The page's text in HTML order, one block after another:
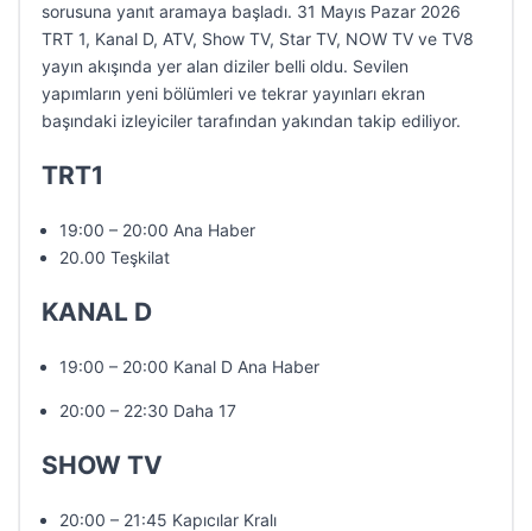
sorusuna yanıt aramaya başladı. 31 Mayıs Pazar 2026
TRT 1, Kanal D, ATV, Show TV, Star TV, NOW TV ve TV8
yayın akışında yer alan diziler belli oldu. Sevilen
yapımların yeni bölümleri ve tekrar yayınları ekran
başındaki izleyiciler tarafından yakından takip ediliyor.
TRT1
19:00 – 20:00 Ana Haber
20.00 Teşkilat
KANAL D
19:00 – 20:00 Kanal D Ana Haber
20:00 – 22:30 Daha 17
SHOW TV
20:00 – 21:45 Kapıcılar Kralı